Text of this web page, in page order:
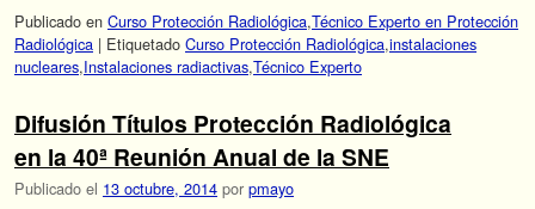
Publicado en Curso Protección Radiológica,Técnico Experto en Protección
Radiológica | Etiquetado Curso Protección Radiológica,instalaciones
nucleares,Instalaciones radiactivas,Técnico Experto
Difusión Títulos Protección Radiológica
en la 40ª Reunión Anual de la SNE
Publicado el 13 octubre, 2014 por pmayo